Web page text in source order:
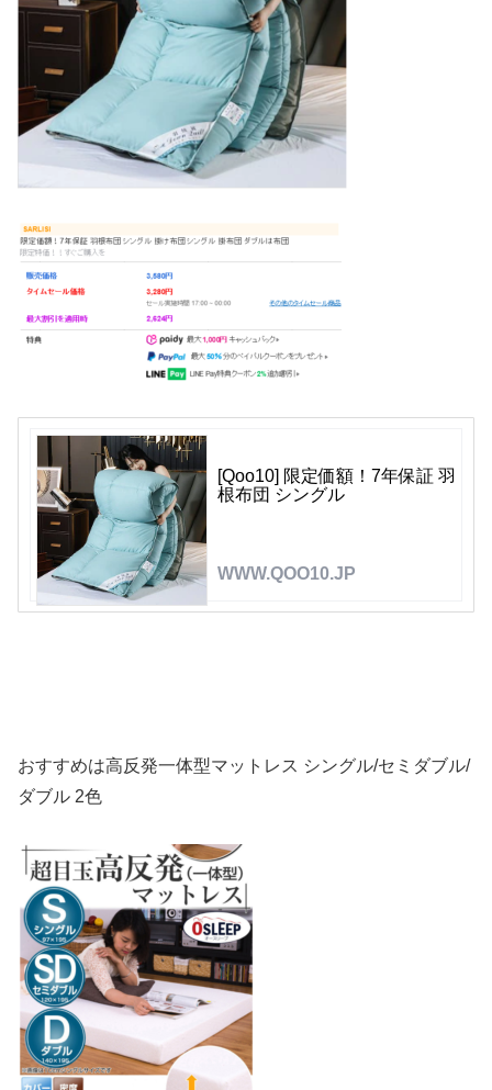
[Qoo10] 限定価額！7年保証 羽
根布団 シングル
WWW.QOO10.JP
おすすめは高反発一体型マットレス シングル/セミダブル/
ダブル 2色